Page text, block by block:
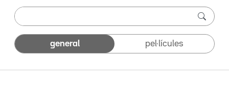
general pel·lícules